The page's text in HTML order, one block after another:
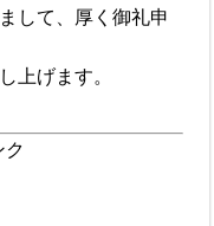
して、厚く御礼申
上げます。
ク